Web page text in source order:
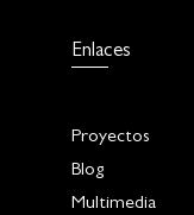
Enlaces
Proyectos
Blog
Multimedia